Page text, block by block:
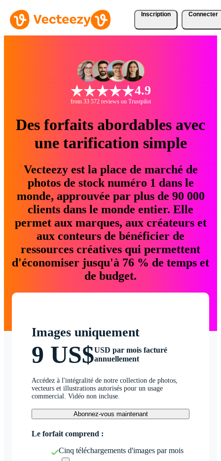
Inscription Connecter
4.9
from 33 572 reviews on Trustpilot
Des forfaits abordables avec
une tarification simple
Vecteezy est la place de marché de
photos de stock numéro 1 dans le
monde, approuvée par plus de 90 000
clients dans le monde entier. Elle
permet aux marques, aux créateurs et
aux conteurs de bénéficier de
ressources créatives qui permettent
d'économiser jusqu'à 76 % de temps et
de budget.
Images uniquement
9 US$USD par mois facturé
annuellement
Accédez à l'intégralité de notre collection de photos,
vecteurs et illustrations autorisés pour un usage
commercial. Vidéo non incluse.
Abonnez-vous maintenant
Le forfait comprend :
Cinq téléchargements d'images par mois